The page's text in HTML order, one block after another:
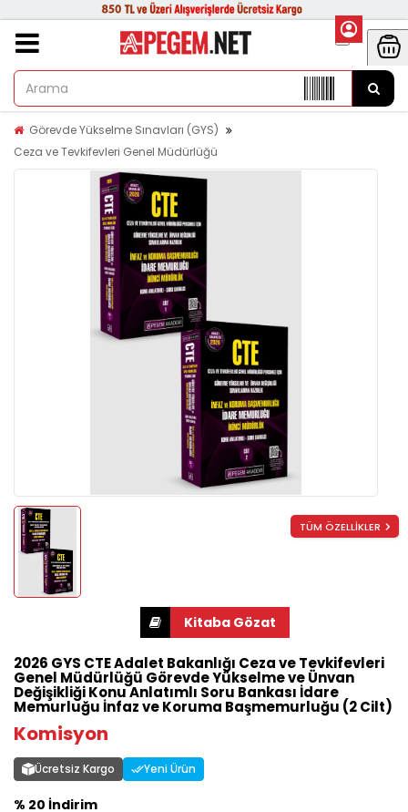
Görevde Yükselme Sınavları (GYS)
Ceza ve Tevkifevleri Genel Müdürlüğü
TÜM ÖZELLİKLER
2026 GYS CTE Adalet Bakanlığı Ceza ve Tevkifevleri
Genel Müdürlüğü Görevde Yükselme ve Ünvan
Değişikliği Konu Anlatımlı Soru Bankası İdare
Memurluğu İnfaz ve Koruma Başmemurluğu (2 Cilt)
Komisyon
Ücretsiz Kargo Yeni Ürün
% 20 İndirim